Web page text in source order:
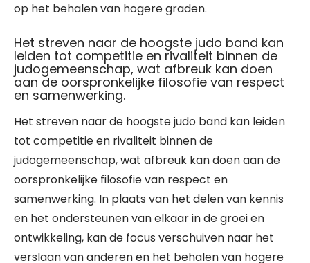
op het behalen van hogere graden.
Het streven naar de hoogste judo band kan
leiden tot competitie en rivaliteit binnen de
judogemeenschap, wat afbreuk kan doen
aan de oorspronkelijke filosofie van respect
en samenwerking.
Het streven naar de hoogste judo band kan leiden
tot competitie en rivaliteit binnen de
judogemeenschap, wat afbreuk kan doen aan de
oorspronkelijke filosofie van respect en
samenwerking. In plaats van het delen van kennis
en het ondersteunen van elkaar in de groei en
ontwikkeling, kan de focus verschuiven naar het
verslaan van anderen en het behalen van hogere